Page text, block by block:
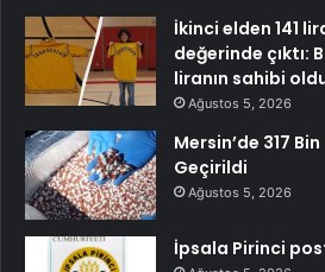
İkinci elden 141
değerinde çıktı:
liranın sahibi
Ağustos 5, 2026
Mersin’de 317
Geçirildi
Ağustos 5, 2026
İpsala Pirinci